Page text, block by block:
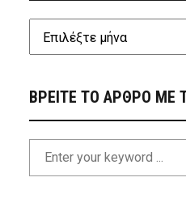
ΒΡΕΙΤΕ ΤΟ ΑΡΘΡΟ ΜΕ